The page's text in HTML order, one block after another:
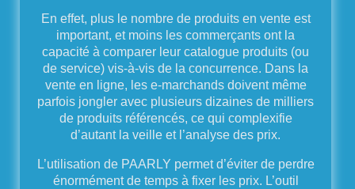
En effet, plus le nombre de produits en vente est
important, et moins les commerçants ont la
capacité à comparer leur catalogue produits (ou
de service) vis-à-vis de la concurrence. Dans la
vente en ligne, les e-marchands doivent même
parfois jongler avec plusieurs dizaines de milliers
de produits référencés, ce qui complexifie
d’autant la veille et l’analyse des prix.
L’utilisation de PAARLY permet d’éviter de perdre
énormément de temps à fixer les prix. L’outil